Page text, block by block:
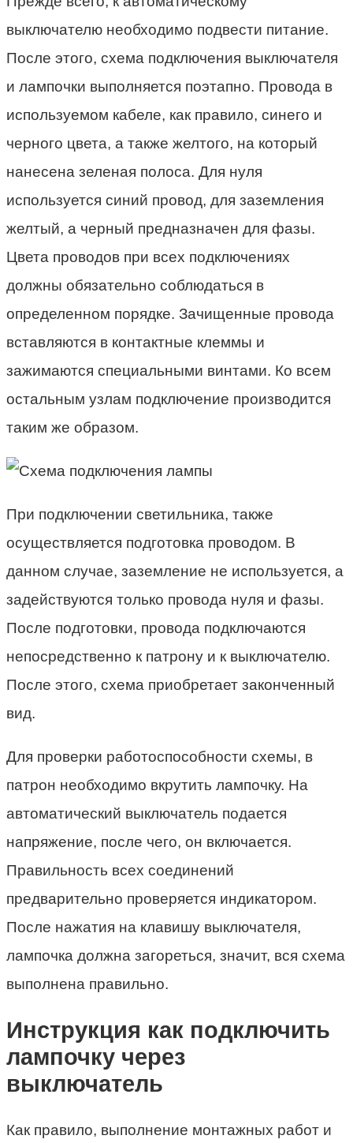
выключателю необходимо подвести питание.
После этого, схема подключения выключателя
и лампочки выполняется поэтапно. Провода в
используемом кабеле, как правило, синего и
черного цвета, а также желтого, на который
нанесена зеленая полоса. Для нуля
используется синий провод, для заземления
желтый, а черный предназначен для фазы.
Цвета проводов при всех подключениях
должны обязательно соблюдаться в
определенном порядке. Зачищенные провода
вставляются в контактные клеммы и
зажимаются специальными винтами. Ко всем
остальным узлам подключение производится
таким же образом.
При подключении светильника, также
осуществляется подготовка проводом. В
данном случае, заземление не используется, а
задействуются только провода нуля и фазы.
После подготовки, провода подключаются
непосредственно к патрону и к выключателю.
После этого, схема приобретает законченный
вид.
Для проверки работоспособности схемы, в
патрон необходимо вкрутить лампочку. На
автоматический выключатель подается
напряжение, после чего, он включается.
Правильность всех соединений
предварительно проверяется индикатором.
После нажатия на клавишу выключателя,
лампочка должна загореться, значит, вся схема
выполнена правильно.
Инструкция как подключить
лампочку через
выключатель
Как правило, выполнение монтажных работ и